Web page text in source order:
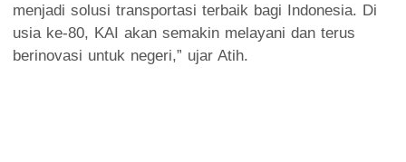
menjadi solusi transportasi terbaik bagi Indonesia. Di
usia ke-80, KAI akan semakin melayani dan terus
berinovasi untuk negeri,” ujar Atih.